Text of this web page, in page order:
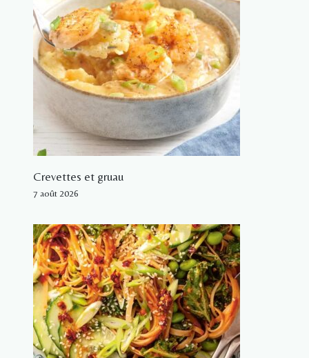
Crevettes et gruau
7 août 2026